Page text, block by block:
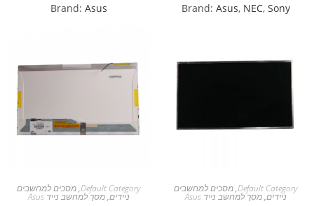
Brand: Asus, NEC, Sony
Default Category
,מסכים למחשבים
ניידים,מסך למחשב נייד Asus
Brand: Asus
Default Category
,מסכים למחשבים
ניידים,מסך למחשב נייד Asus